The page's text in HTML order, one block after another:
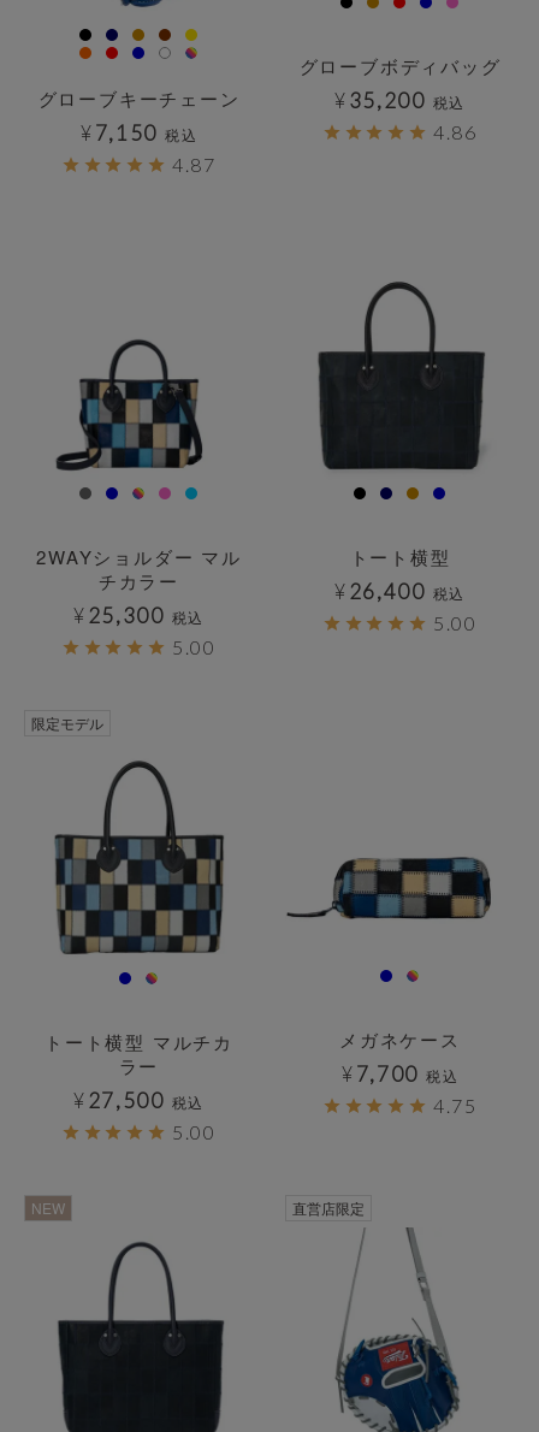
グローブキーチェーン
¥7,150 税込
4.87
グローブボディバッグ
¥35,200 税込
4.86
2WAYショルダー マル
チカラー
¥ 25,300 税込
5.00
トート横型
¥ 26,400 税込
5.00
限定モデル
トート横型 マルチカ
ラー
¥ 27,500 税込
5.00
メガネケース
¥7,700 税込
4.75
NEW 直営店限定